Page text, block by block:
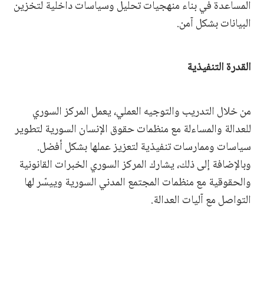
المساعدة في بناء منهجيات تحليل وسياسات داخلية لتخزين
البيانات بشكل آمن.
القدرة التنفيذية
من خلال التدريب والتوجيه العملي، يعمل المركز السوري
للعدالة والمساءلة مع منظمات حقوق الإنسان السورية لتطوير
سياسات وممارسات تنفيذية لتعزيز عملها بشكل أفضل.
وبالإضافة إلى ذلك، يشارك المركز السوري الخبرات القانونية
والحقوقية مع منظمات المجتمع المدني السورية وييسّر لها
التواصل مع آليات العدالة.